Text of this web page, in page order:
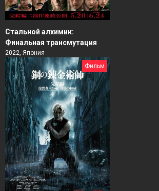
Стальной алхимик:
Финальная трансмутация
2022, Япония
Фильм